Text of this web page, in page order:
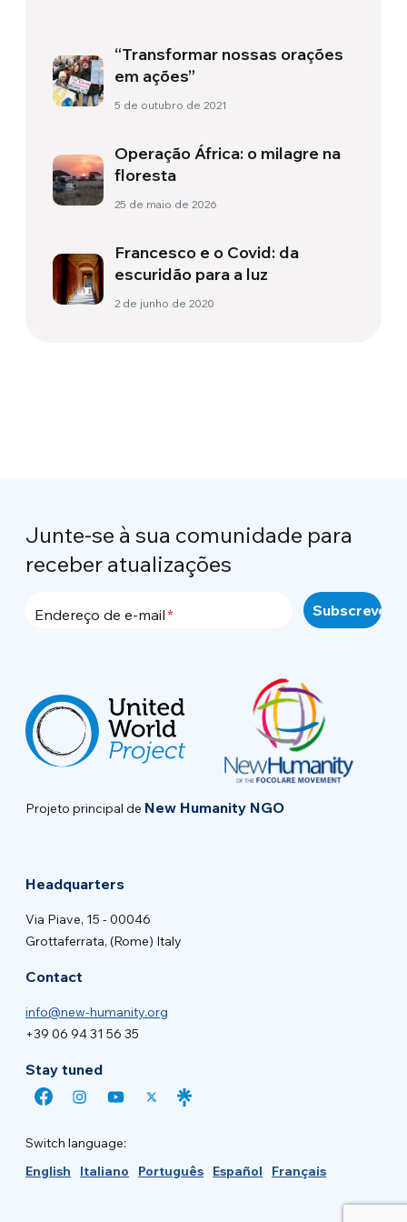
“Transformar nossas orações
em ações”
5 de outubro de 2021
Operação África: o milagre na
floresta
25 de maio de 2026
Francesco e o Covid: da
escuridão para a luz
2 de junho de 2020
Junte-se à sua comunidade para
receber atualizações
Endereço de e-mail
Projeto principal de New Humanity NGO
Headquarters
Via Piave, 15 - 00046
Grottaferrata, (Rome) Italy
Contact
info@new-humanity.org
+39 06 94 31 56 35
Stay tuned
Switch language:
English
Italiano Português Español Français